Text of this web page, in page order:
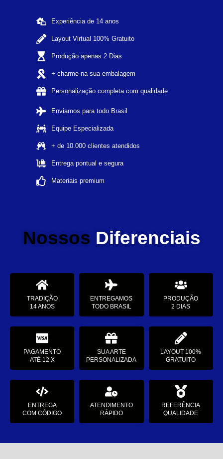
Experiência de 14 anos
Layout Virtual 100% Gratuito
Produção apenas 2 Dias
+ charme na sua embalagem
Personalização completa com qualidade
Enviamos para todo Brasil
Equipe Especializada
+ de 10.000 clientes atendidos
Entrega pontual e segura
Materiais premium
Nossos Diferenciais
TRADIÇÃO
14 ANOS
ENTREGAMOS
TODO BRASIL
PRODUÇÃO
2 DIAS
PAGAMENTO
ATÉ 12 X
SUA ARTE
PERSONALIZADA
LAYOUT 100%
GRATUITO
ENTREGA
COM CÓDIGO
ATENDIMENTO
RÁPIDO
REFERÊNCIA
QUALIDADE